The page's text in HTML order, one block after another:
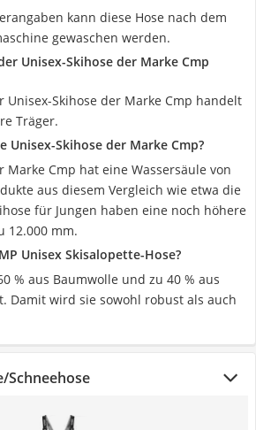
kann diese Hose nach dem
gewaschen werden.
Unisex-Skihose der Marke Cmp
Unisex-Skihose der Marke Cmp handelt
Träger.
Unisex-Skihose der Marke Cmp?
Marke Cmp hat eine Wassersäule von
aus diesem Vergleich wie etwa die
für Jungen haben eine noch höhere
12.000 mm.
Unisex Skisalopette-Hose?
% aus Baumwolle und zu 40 % aus
Damit wird sie sowohl robust als auch
Schneehose